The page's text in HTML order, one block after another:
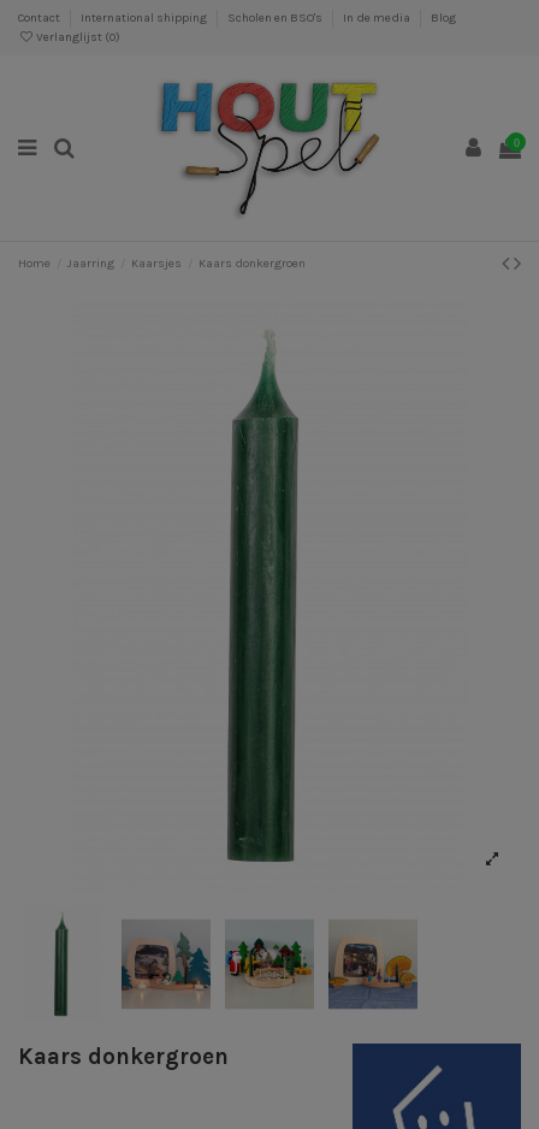
Contact International shipping Scholen en BSO's In de media
Blog
Verlanglijst (0)
0
Home Jaarring Kaarsjes Kaars donkergroen
Kaars donkergroen